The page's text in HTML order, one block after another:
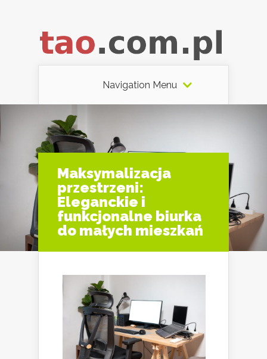
Navigation Menu
Maksymalizacja
przestrzeni:
Eleganckie i
funkcjonalne biurka
do małych mieszkań